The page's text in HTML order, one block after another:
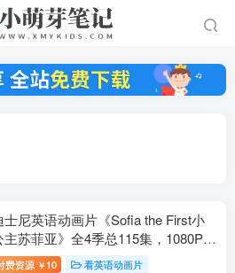
士尼英语动画片《Sofia the First小
主苏菲亚》全4季总115集，1080P高
视频带英文字幕，百度云网盘下载！
费资源 ￥ 10 看英语动画片